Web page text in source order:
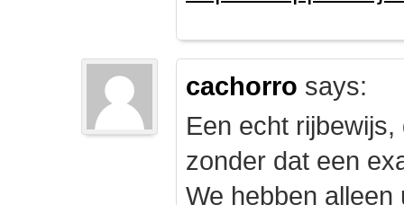
cachorro says:
Een echt
zonder dat een
We hebben